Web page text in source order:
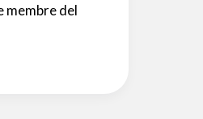
membre del